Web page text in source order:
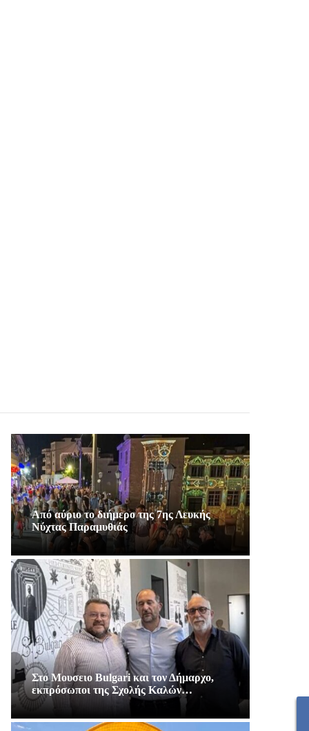
Από αύριο το διήμερο της 7ης Λευκής
Νύχτας Παραμυθιάς
Στο Μουσειο Bulgari και τον Δήμαρχο,
εκπρόσωποι της Σχολής Καλών…